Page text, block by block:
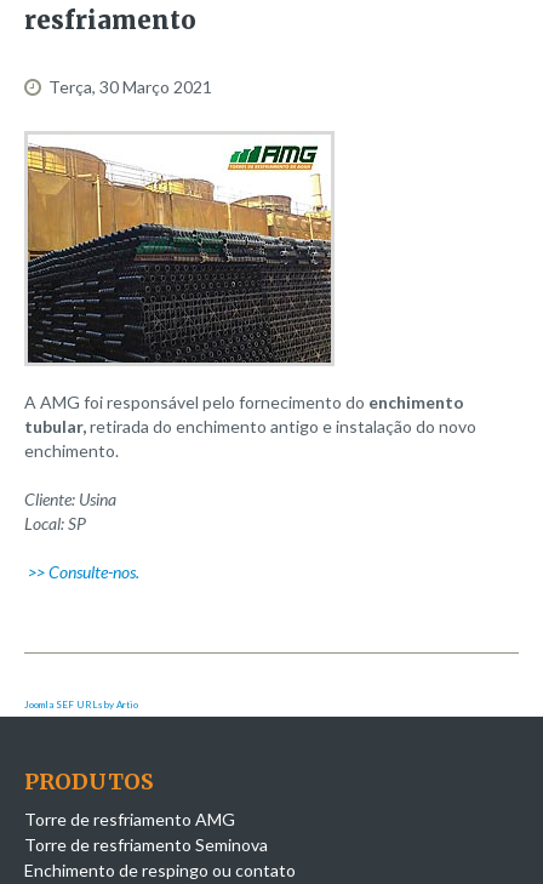
resfriamento
Terça, 30 Março 2021
A AMG foi responsável pelo fornecimento do enchimento
tubular,retirada do enchimento antigo e instalação do novo
enchimento.
Cliente: Usina
Local: SP
>> Consulte-nos.
Joomla SEF URLs by Artio
PRODUTOS
Torre de resfriamento AMG
Torre de resfriamento Seminova
Enchimento de respingo ou contato